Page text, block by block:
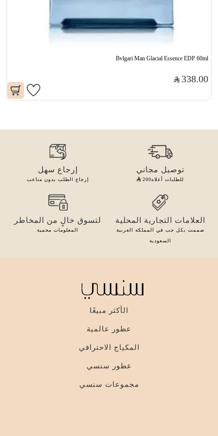
Bvlgari Man Glacial Essence EDP 60ml
338.00
توصيل مجاني
للطلبات أعلاه200
إرجاع سهل
إرجاع الطلب بدون متاعب
العلامات التجارية المحلية
صممت بكل حب في المملكة العربية
السعودية
لتسوق خالٍ من المخاطر
المعلومات محمية
الأكثر مبيعًا
عطور عالمية
المكياج الاحترافي
عطور سنسي
مجموعات سنسي